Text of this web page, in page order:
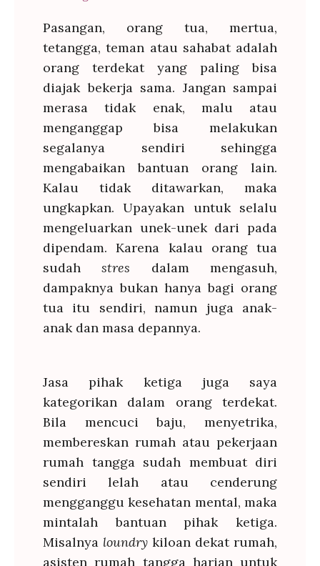
Pasangan, orang tua, mertua,
tetangga, teman atau sahabat adalah
orang terdekat yang paling bisa
diajak bekerja sama. Jangan sampai
merasa tidak enak, malu atau
menganggap bisa melakukan
segalanya sendiri sehingga
mengabaikan bantuan orang lain.
Kalau tidak ditawarkan, maka
ungkapkan. Upayakan untuk selalu
mengeluarkan unek-unek dari pada
dipendam. Karena kalau orang tua
sudahstres dalam mengasuh,
dampaknya bukan hanya bagi orang
tua itu sendiri, namun juga anak-
anak dan masa depannya.
Jasa pihak ketiga juga saya
kategorikan dalam orang terdekat.
Bila mencuci baju, menyetrika,
membereskan rumah atau pekerjaan
rumah tangga sudah membuat diri
sendiri lelah atau cenderung
mengganggu kesehatan mental, maka
mintalah bantuan pihak ketiga.
Misalnya loundry kiloan dekat rumah,
asisten rumah tangga harian untuk